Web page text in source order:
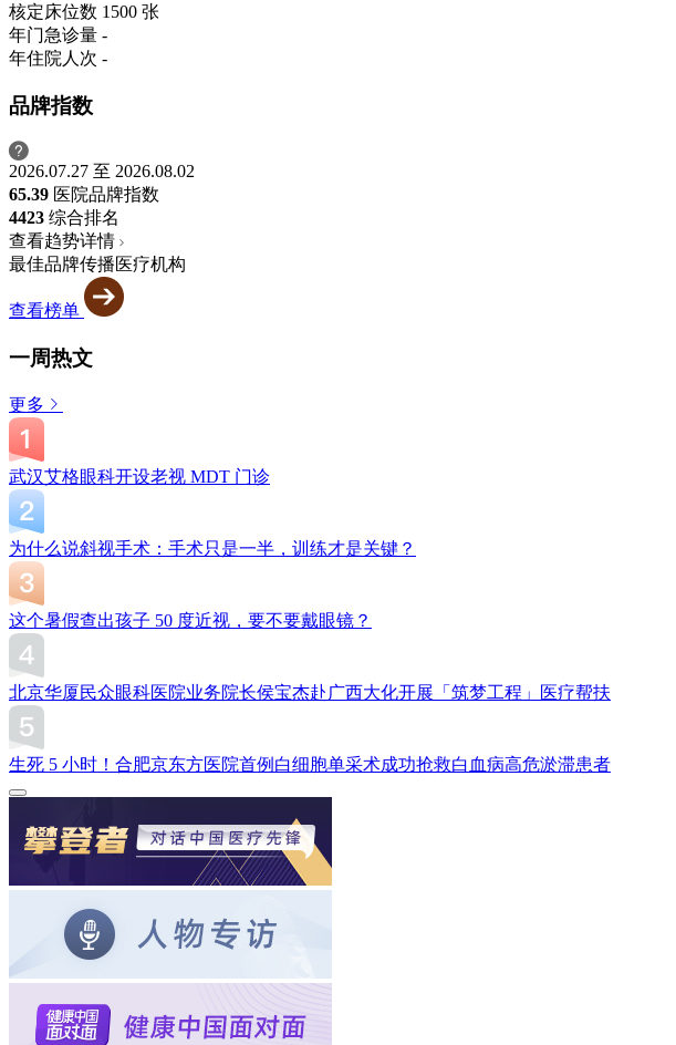
核定床位数 1500 张
年门急诊量 -
年住院人次 -
品牌指数
2026.07.27 至 2026.08.02
65.39 医院品牌指数
4423 综合排名
查看趋势详情
最佳品牌传播医疗机构
查看榜单
一周热文
更多
武汉艾格眼科开设老视 MDT 门诊
为什么说斜视手术：手术只是一半，训练才是关键？
这个暑假查出孩子 50 度近视，要不要戴眼镜？
北京华厦民众眼科医院业务院长侯宝杰赴广西大化开展「筑梦工程」医疗帮扶
生死 5 小时！合肥京东方医院首例白细胞单采术成功抢救白血病高危淤滞患者